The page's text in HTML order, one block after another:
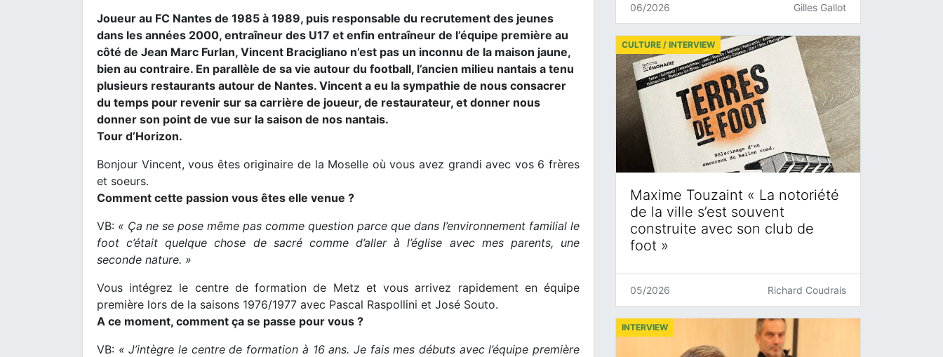
Joueur au FC Nantes de 1985 à 1989, puis responsable du recrutement des jeunes
dans les années 2000, entraîneur des U17 et enfin entraîneur de l’équipe première au
côté de Jean Marc Furlan, Vincent Bracigliano n’est pas un inconnu de la maison jaune,
bien au contraire. En parallèle de sa vie autour du football, l’ancien milieu nantais a tenu
plusieurs restaurants autour de Nantes. Vincent a eu la sympathie de nous consacrer
du temps pour revenir sur sa carrière de joueur, de restaurateur, et donner nous
donner son point de vue sur la saison de nos nantais.
Tour d’Horizon.
Bonjour Vincent, vous êtes originaire de la Moselle où vous avez grandi avec vos 6 frères
et soeurs.
Comment cette passion vous êtes elle venue ?
VB: « Ça ne se pose même pas comme question parce que dans l’environnement familial le
foot c’était quelque chose de sacré comme d’aller à l’église avec mes parents, une
seconde nature. »
Vous intégrez le centre de formation de Metz et vous arrivez rapidement en équipe
première lors de la saisons 1976/1977 avec Pascal Raspollini et José Souto.
A ce moment, comment ça se passe pour vous ?
VB: « J’intègre le centre de formation à 16 ans. Je fais mes débuts avec l’équipe première
06/2026 Gilles Gallot
Maxime Touzaint « La notoriété
de la ville s’est souvent
construite avec son club de
foot »
CULTURE / INTERVIEW
05/2026 Richard Coudrais
INTERVIEW